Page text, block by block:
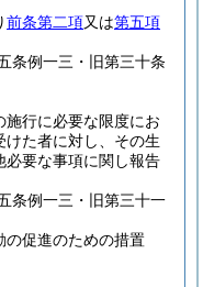
前条第二項又は第五項
条例一三・旧第三十条
行に必要な限度にお
けた者に対し、その生
必要な事項に関し報告
条例一三・旧第三十一
の促進のための措置